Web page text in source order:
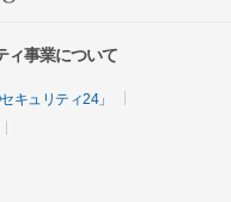
ィ事業について
キュリティ24」